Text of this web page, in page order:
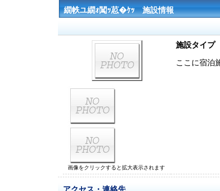
繝帙ユ繝ｫ闖ｯ荵�ｹｯ 施設情報
施設タイプ
ここに宿泊
画像をクリックすると拡大表示されます
アクセス・連絡先